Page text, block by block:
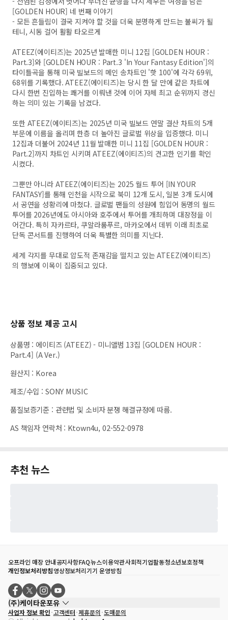
[GOLDEN HOUR] 네 번째 이야기
- 모든 흔들림이 결국 지켜야 할 것을 더욱 분명하게 만드는 불씨가 될
테니, 시동 걸어 활활 타오르게
ATEEZ(에이티즈)는 2025년 발매한 미니 12집 [GOLDEN HOUR :
Part.3]와 [GOLDEN HOUR : Part.3 'In Your Fantasy Edition']의
타이틀곡을 통해 미국 빌보드의 메인 송차트인 '핫 100'에 각각 69위,
68위를 기록했다. ATEEZ(에이티즈)는 당시 한 달 만에 같은 차트에
다시 한번 진입하는 쾌거를 이뤄낸 것에 이어 자체 최고 순위까지 경신
하는 의미 있는 기록을 남겼다.
또한 ATEEZ(에이티즈)는 2025년 미국 빌보드 연말 결산 차트의 5개
부문에 이름을 올리며 한층 더 높아진 글로벌 위상을 입증했다. 미니
12집과 더불어 2024년 11월 발매한 미니 11집 [GOLDEN HOUR :
Part.2]까지 차트인 시키며 ATEEZ(에이티즈)의 견고한 인기를 확인
시켰다.
그뿐만 아니라 ATEEZ(에이티즈)는 2025 월드 투어 [IN YOUR
FANTASY]를 통해 인천을 시작으로 북미 12개 도시, 일본 3개 도시에
서 공연을 성황리에 마쳤다. 글로벌 팬들의 성원에 힘입어 동명의 월드
투어를 2026년에도 아시아와 호주에서 투어를 개최하며 대장정을 이
어간다. 특히 자카르타, 쿠알라룸푸르, 마카오에서 데뷔 이래 최초로
단독 콘서트를 진행하여 더욱 특별한 의미를 지닌다.
세계 각지를 무대로 압도적 존재감을 떨치고 있는 ATEEZ(에이티즈)
의 행보에 이목이 집중되고 있다.
상품 정보 제공 고시
상품명 : 에이티즈 (ATEEZ) - 미니앨범 13집 [GOLDEN HOUR :
Part.4] (A Ver.)
원산지 : Korea
제조/수입 : SONY MUSIC
품질보증기준 : 관련법 및 소비자 분쟁 해결규정에 따름.
AS 책임자 연락처 : Ktown4u, 02-552-0978
추천 뉴스
오프라인 매장 안내공지사항FAQ뉴스이용약관사회적기업활동청소년보호정책
개인정보처리방침영상정보처리기기 운영방침
(주)케이타운포유
대표자 송효민
사업자 정보 확인 고객센터 제휴문의 도매문의